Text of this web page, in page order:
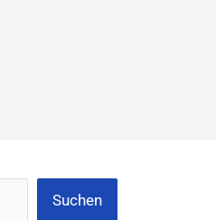
Suchen